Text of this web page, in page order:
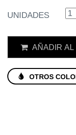
UNIDADES
AÑADIR AL
OTROS